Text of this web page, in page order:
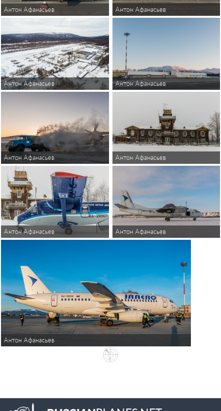
Антон Афанасьев Антон Афанасьев
Антон Афанасьев Антон Афанасьев
Антон Афанасьев Антон Афанасьев
Антон Афанасьев Антон Афанасьев
Антон Афанасьев